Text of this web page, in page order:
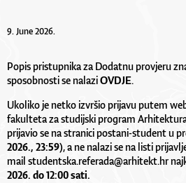
9. June 2026.
Popis pristupnika za Dodatnu provjeru
sposobnosti se nalaziOVDJE.
Ukoliko je netko izvršio prijavu putem
fakulteta za studijski program
prijavio se na stranici postani-student u
2026., 23:59), a ne nalazi se na listi
mail studentska.referada@arhitekt.hr
2026. do 12:00 sati.